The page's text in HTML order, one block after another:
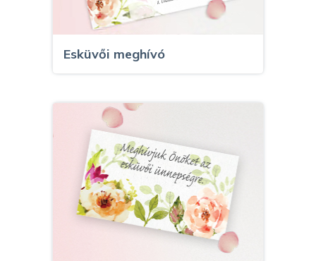
Esküvői meghívó